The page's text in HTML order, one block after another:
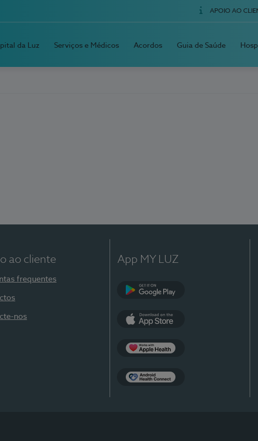
APOIO AO
da Luz Serviços e Médicos Acordos Guia de Saúde
ao cliente
frequentes
nos
App MY LUZ